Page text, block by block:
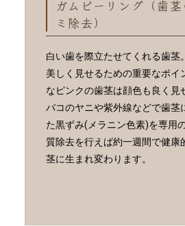
ガムピーリング（歯
ミ除去）
白い歯を際立たせてくれる歯茎
美しく見せるための重要なポイ
なピンクの歯茎は顔色も良く見
バコのヤニや紫外線などで歯茎
た黒ずみ(メラニン色素)を専用
質除去を行えば約一週間で健康
茎に生まれ変わります。